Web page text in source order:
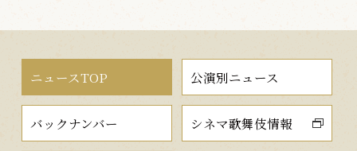
ニュースTOP 公演別ニュース
バックナンバー シネマ歌舞伎情報